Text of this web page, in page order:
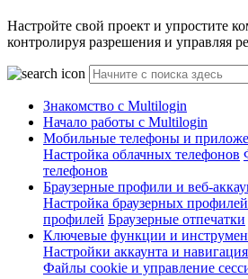
Настройте свой проект и упростите
контролируя разрешения и управляя
Знакомство с Multilogin
Начало работы с Multilogin
Мобильные телефоны и
Настройка облачных телефонов
телефонов
Браузерные профили и веб-
Настройка браузерных профилей
профилей Браузерные отпечатки
Ключевые функции и
Настройки аккаунта и навигация
Файлы cookie и управление